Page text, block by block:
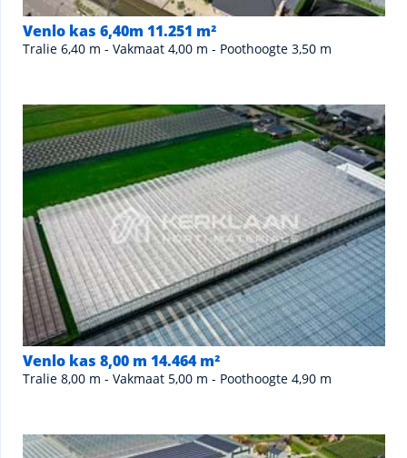
Venlo kas 6,40m 11.251 m²
Tralie 6,40 m - Vakmaat 4,00 m - Poothoogte 3,50 m
Venlo kas 8,00 m 14.464 m²
Tralie 8,00 m - Vakmaat 5,00 m - Poothoogte 4,90 m